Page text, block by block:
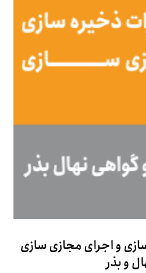
و اجرای مجازی سازی
و بذر